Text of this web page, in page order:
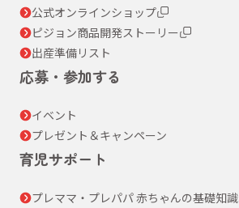
公式オンラインショップ
ピジョン商品開発ストーリー
出産準備リスト
応募・参加する
イベント
プレゼント＆キャンペーン
育児サポート
プレママ・プレパパ 赤ちゃんの基礎知識